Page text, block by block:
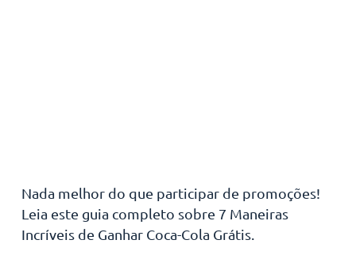
Nada melhor do que participar de promoções!
Leia este guia completo sobre 7 Maneiras
Incríveis de Ganhar Coca-Cola Grátis.